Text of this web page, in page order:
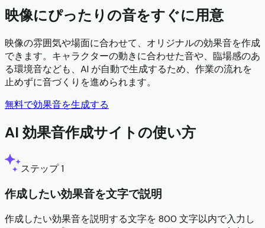
映像にぴったりの音をすぐに用意
映像の雰囲気や場面に合わせて、オリジナルの効果音を作成
できます。キャラクターの動きに合わせた音や、臨場感のあ
る環境音なども、AI が自動で生成するため、作業の流れを
止めずに音づくりを進められます。
無料で効果音を生成する
AI 効果音作成サイトの使い方
ステップ 1
作成したい効果音を文字で説明
作成したい効果音を説明する文字を 800 文字以内で入力し